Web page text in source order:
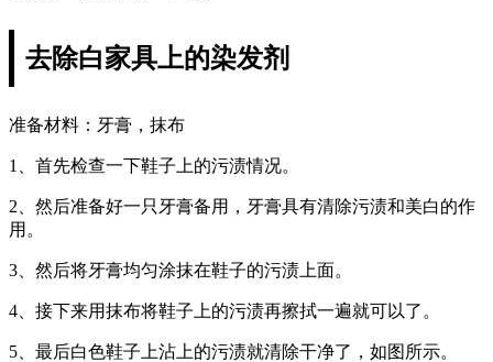
去除白家具上的染发剂
准备材料：牙膏，抹布
1、首先检查一下鞋子上的污渍情况。
2、然后准备好一只牙膏备用，牙膏具有清除污渍和美白的作
用。
3、然后将牙膏均匀涂抹在鞋子的污渍上面。
4、接下来用抹布将鞋子上的污渍再擦拭一遍就可以了。
5、最后白色鞋子上沾上的污渍就清除干净了，如图所示。